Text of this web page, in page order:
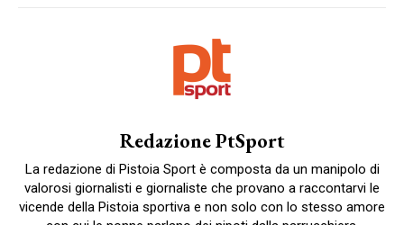
Redazione PtSport
La redazione di Pistoia Sport è composta da un manipolo di
valorosi giornalisti e giornaliste che provano a raccontarvi le
vicende della Pistoia sportiva e non solo con lo stesso amore